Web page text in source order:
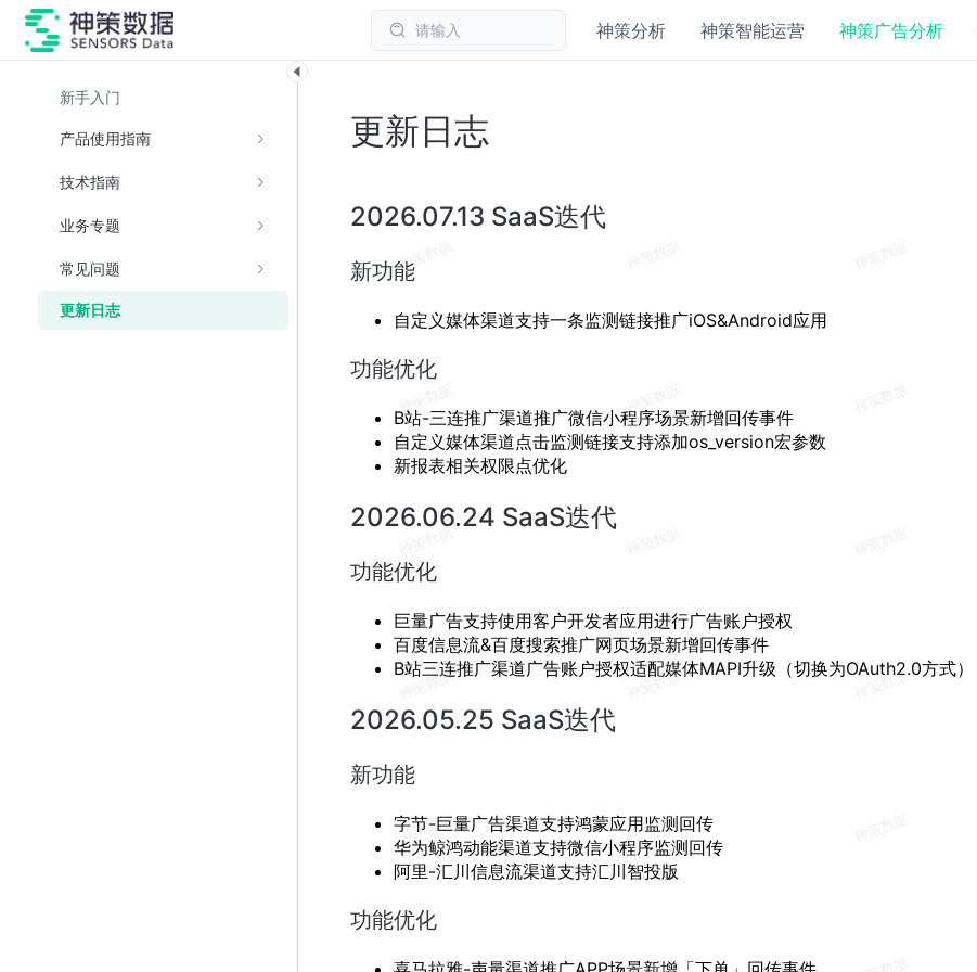
请输入 神策分析 神策智能运营 神策广告分析
更新日志
2026.07.13 SaaS迭代
新功能
自定义媒体渠道支持一条监测链接推广iOS&Android应用
功能优化
B站-三连推广渠道推广微信小程序场景新增回传事件
自定义媒体渠道点击监测链接支持添加os_version宏参数
新报表相关权限点优化
2026.06.24 SaaS迭代
功能优化
巨量广告支持使用客户开发者应用进行广告账户授权
百度信息流&百度搜索推广网页场景新增回传事件
B站三连推广渠道广告账户授权适配媒体MAPI升级（切换为OAuth2.0方式）
2026.05.25 SaaS迭代
新功能
字节-巨量广告渠道支持鸿蒙应用监测回传
华为鲸鸿动能渠道支持微信小程序监测回传
阿里-汇川信息流渠道支持汇川智投版
功能优化
新手入门
产品使用指南
技术指南
业务专题
常见问题
更新日志